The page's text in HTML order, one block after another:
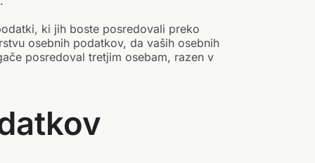
ki jih boste posredovali preko
osebnih podatkov, da vaših osebnih
posredoval tretjim osebam, razen v